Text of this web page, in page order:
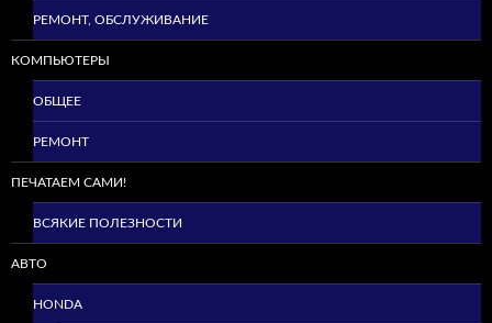
РЕМОНТ, ОБСЛУЖИВАНИЕ
КОМПЬЮТЕРЫ
ОБЩЕЕ
РЕМОНТ
ПЕЧАТАЕМ САМИ!
ВСЯКИЕ ПОЛЕЗНОСТИ
АВТО
HONDA